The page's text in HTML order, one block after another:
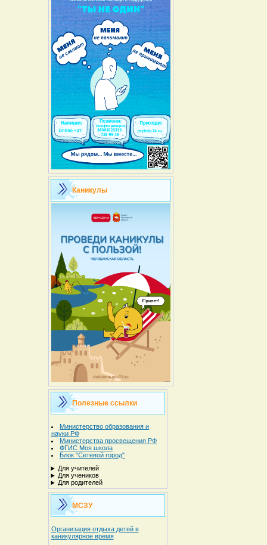
Каникулы
Полезные ссылки
Министерство образования и
науки РФ
Министерства просвещения РФ
ФГИС Моя школа
Блок "Сетевой город"
Для учителей
Для учеников
Для родителей
МСЗУ
Организация отдыха детей в
каникулярное время